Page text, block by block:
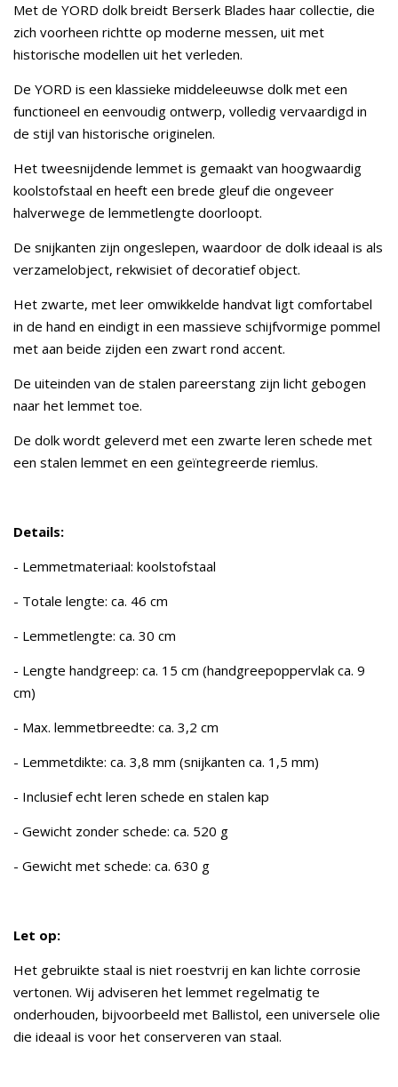
Met de YORD dolk breidt Berserk Blades haar collectie, die
zich voorheen richtte op moderne messen, uit met
historische modellen uit het verleden.
De YORD is een klassieke middeleeuwse dolk met een
functioneel en eenvoudig ontwerp, volledig vervaardigd in
de stijl van historische originelen.
Het tweesnijdende lemmet is gemaakt van hoogwaardig
koolstofstaal en heeft een brede gleuf die ongeveer
halverwege de lemmetlengte doorloopt.
De snijkanten zijn ongeslepen, waardoor de dolk ideaal is als
verzamelobject, rekwisiet of decoratief object.
Het zwarte, met leer omwikkelde handvat ligt comfortabel
in de hand en eindigt in een massieve schijfvormige pommel
met aan beide zijden een zwart rond accent.
De uiteinden van de stalen pareerstang zijn licht gebogen
naar het lemmet toe.
De dolk wordt geleverd met een zwarte leren schede met
een stalen lemmet en een geïntegreerde riemlus.
Details:
- Lemmetmateriaal: koolstofstaal
- Totale lengte: ca. 46 cm
- Lemmetlengte: ca. 30 cm
- Lengte handgreep: ca. 15 cm (handgreepoppervlak ca. 9
cm)
- Max. lemmetbreedte: ca. 3,2 cm
- Lemmetdikte: ca. 3,8 mm (snijkanten ca. 1,5 mm)
- Inclusief echt leren schede en stalen kap
- Gewicht zonder schede: ca. 520 g
- Gewicht met schede: ca. 630 g
Let op:
Het gebruikte staal is niet roestvrij en kan lichte corrosie
vertonen. Wij adviseren het lemmet regelmatig te
onderhouden, bijvoorbeeld met Ballistol, een universele olie
die ideaal is voor het conserveren van staal.